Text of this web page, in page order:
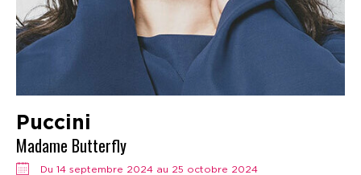
Puccini
Madame Butterfly
Du 14 septembre 2024 au 25 octobre 2024